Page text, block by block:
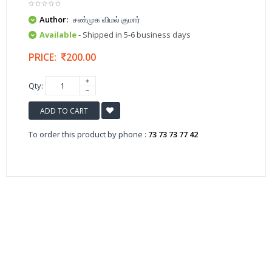
Author: சண்முக விமல் குமார்
Available- Shipped in 5-6 business days
PRICE: 200.00
Qty:
ADD TO CART
To order this product by phone : 73 73 73 77 42